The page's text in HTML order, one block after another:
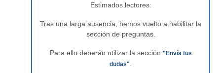
Estimados lectores:
Tras una larga ausencia, hemos vuelto a habilitar la
sección de preguntas.
Para ello deberán utilizar la sección "Envía tus
dudas"